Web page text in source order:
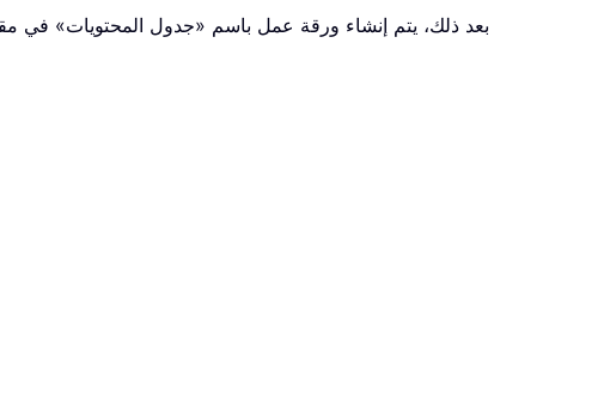
بعد ذلك، يتم إنشاء ورقة عمل باسم «جدول المحتويات» في